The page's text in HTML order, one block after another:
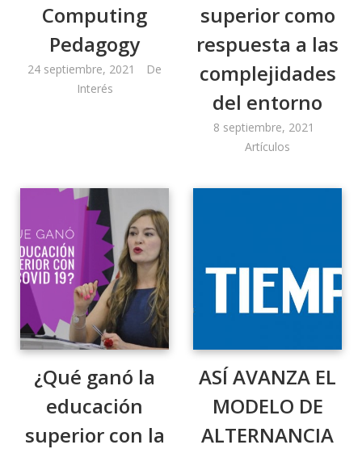
Computing
Pedagogy
24 septiembre, 2021
De
Interés
superior como
respuesta a las
complejidades
del entorno
8 septiembre, 2021
Artículos
¿Qué ganó la
educación
superior con la
ASÍ AVANZA EL
MODELO DE
ALTERNANCIA